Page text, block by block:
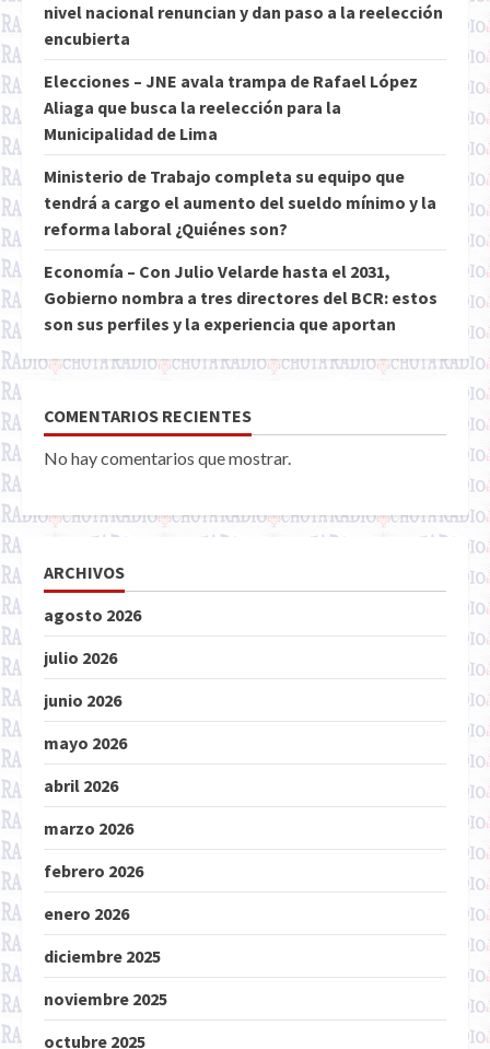
nivel nacional renuncian y dan paso a la reelección
encubierta
Elecciones – JNE avala trampa de Rafael López
Aliaga que busca la reelección para la
Municipalidad de Lima
Ministerio de Trabajo completa su equipo que
tendrá a cargo el aumento del sueldo mínimo y la
reforma laboral ¿Quiénes son?
Economía – Con Julio Velarde hasta el 2031,
Gobierno nombra a tres directores del BCR: estos
son sus perfiles y la experiencia que aportan
COMENTARIOS RECIENTES
No hay comentarios que mostrar.
ARCHIVOS
agosto 2026
julio 2026
junio 2026
mayo 2026
abril 2026
marzo 2026
febrero 2026
enero 2026
diciembre 2025
noviembre 2025
octubre 2025